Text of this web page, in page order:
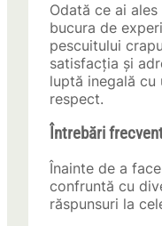
Odată ce ai
bucura de
pescuitului
satisfacția și
luptă inegală cu
respect.
Întrebări
Înainte de a
confruntă cu
răspunsuri la